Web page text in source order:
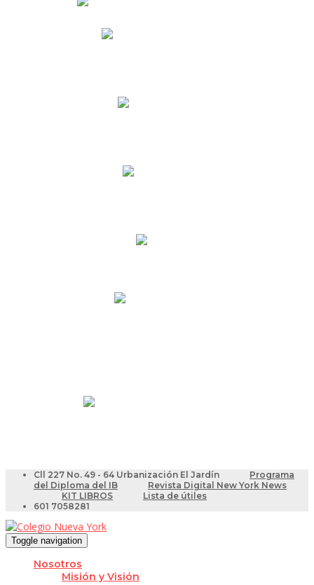
Cll 227 No. 49 - 64 Urbanización El Jardín
Programa
del Diploma del IB
Revista Digital New York News
KIT LIBROS
Lista de útiles
601 7058281
Toggle navigation
Nosotros
Misión y Visión